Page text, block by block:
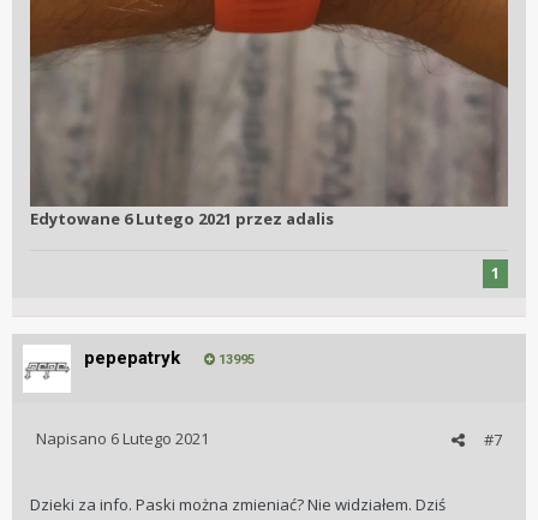
Edytowane 6 Lutego 2021 przez adalis
1
pepepatryk 13995
#7
Napisano 6 Lutego 2021
Dzieki za info. Paski można zmieniać? Nie widziałem. Dziś